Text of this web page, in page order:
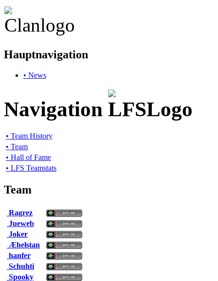
Hauptnavigation
• News
Navigation
• Team History
• Team
• Hall of Fame
• LFS Teamstats
Team
Ragrez
Jueweb
Joker
Æhelstan
hanfer
Schuhti
Spooky